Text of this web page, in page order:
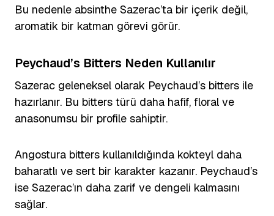
Bu nedenle absinthe Sazerac’ta bir içerik değil,
aromatik bir katman görevi görür.
Peychaud’s Bitters Neden Kullanılır
Sazerac geleneksel olarak Peychaud’s bitters ile
hazırlanır. Bu bitters türü daha hafif, floral ve
anasonumsu bir profile sahiptir.
Angostura bitters kullanıldığında kokteyl daha
baharatlı ve sert bir karakter kazanır. Peychaud’s
ise Sazerac’ın daha zarif ve dengeli kalmasını
sağlar.